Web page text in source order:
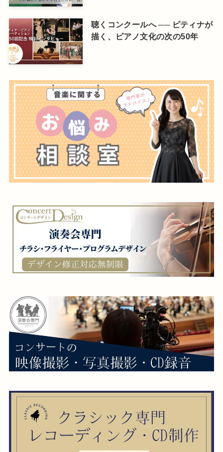
聴くコンクールへ ── ピティナが
描く、ピアノ文化の次の50年